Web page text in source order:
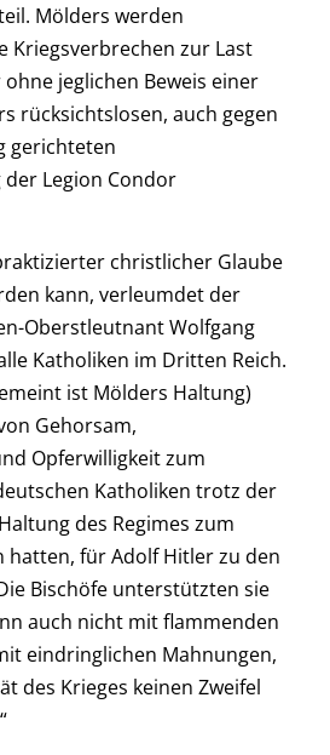
Mölders werden
Kriegsverbrechen zur Last
jeglichen Beweis einer
rücksichtslosen, auch gegen
gerichteten
Legion Condor
christlicher Glaube
kann, verleumdet der
Oberstleutnant Wolfgang
Katholiken im Dritten Reich.
ist Mölders Haltung)
Gehorsam,
Opferwilligkeit zum
Katholiken trotz der
des Regimes zum
hatten, für Adolf Hitler zu den
Bischöfe unterstützten sie
auch nicht mit flammenden
eindringlichen Mahnungen,
des Krieges keinen Zweifel